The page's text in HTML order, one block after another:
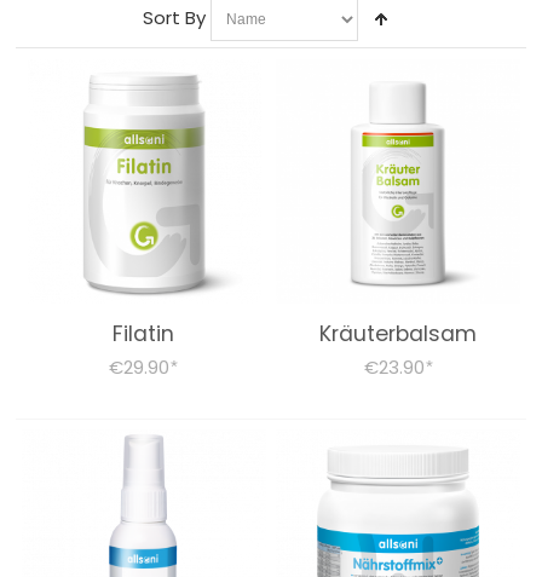
METABOLISM
NORMAL BLOOD / HEART
IMMUNE SYSTEM
FURTHER PRODUCTS
FOODSTUFF
Books (German)
Sort By
Filatin
€29.90*
Kräuterbalsam
€23.90*